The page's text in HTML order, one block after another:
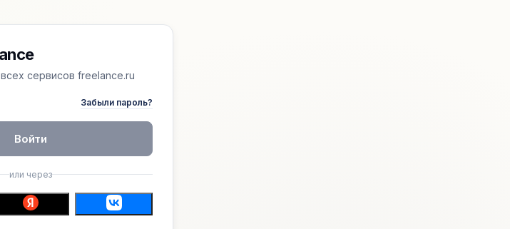
сервисов freelance.ru
Забыли пароль?
Войти
или через